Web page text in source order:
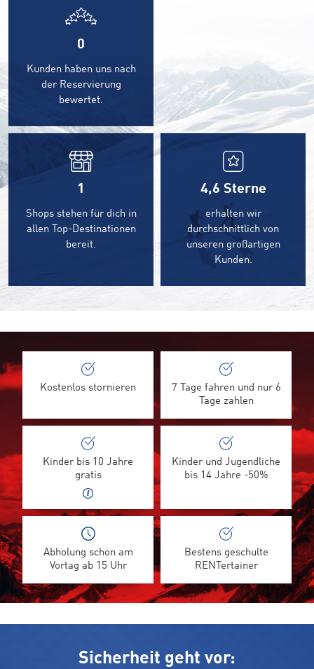
0
Kunden haben uns nach
der Reservierung
bewertet.
1
Shops stehen für dich in
allen Top-Destinationen
bereit.
4,6 Sterne
erhalten wir
durchschnittlich von
unseren großartigen
Kunden.
Kostenlos stornieren
7 Tage fahren und nur 6
Tage zahlen
Kinder bis 10 Jahre
gratis
Kinder und Jugendliche
bis 14 Jahre -50%
Abholung schon am
Vortag ab 15 Uhr
Bestens geschulte
RENTertainer
Sicherheit geht vor: